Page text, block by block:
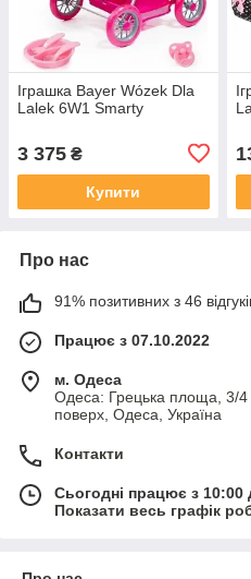
Іграшка Bayer Wózek Dla
Lalek 6W1 Smarty
3 375 ₴
Купити
Про нас
91% позитивних з 46
Працює з 07.10.2022
м. Одеса
Одеса: Грецька площа, 3/
поверх, Одеса, Україна
Контакти
Сьогодні працює з 10:00
Показати весь графік